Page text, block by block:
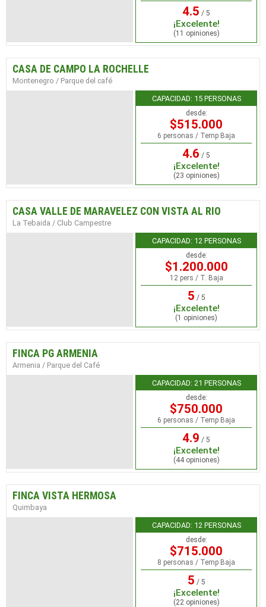
4.5 / 5
¡Excelente!
(11 opiniones)
CASA DE CAMPO LA ROCHELLE
Montenegro / Parque del café
CAPACIDAD: 15 PERSONAS
desde:
$515.000
6 personas / Temp Baja
4.6 / 5
¡Excelente!
(23 opiniones)
CASA VALLE DE MARAVELEZ CON VISTA AL RIO
La Tebaida / Club Campestre
CAPACIDAD: 12 PERSONAS
desde:
$1.200.000
12 pers / T. Baja
5 / 5
¡Excelente!
(1 opiniones)
FINCA PG ARMENIA
Armenia / Parque del Café
CAPACIDAD: 21 PERSONAS
desde:
$750.000
6 personas / Temp Baja
4.9 / 5
¡Excelente!
(44 opiniones)
FINCA VISTA HERMOSA
Quimbaya
CAPACIDAD: 12 PERSONAS
desde:
$715.000
8 personas / Temp Baja
5 / 5
¡Excelente!
(22 opiniones)